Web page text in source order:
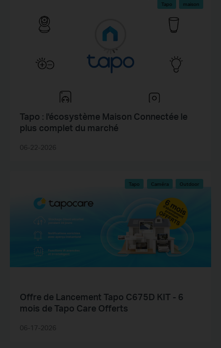
Tapo maison
Tapo : l'écosystème Maison Connectée le
plus complet du marché
06-22-2026
Tapo Caméra Outdoor
Offre de Lancement Tapo C675D KIT - 6
mois de Tapo Care Offerts
06-17-2026